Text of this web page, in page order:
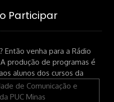
Participar
Então venha para a Rádio
produção de programas é
alunos dos cursos da
de Comunicação e
PUC Minas